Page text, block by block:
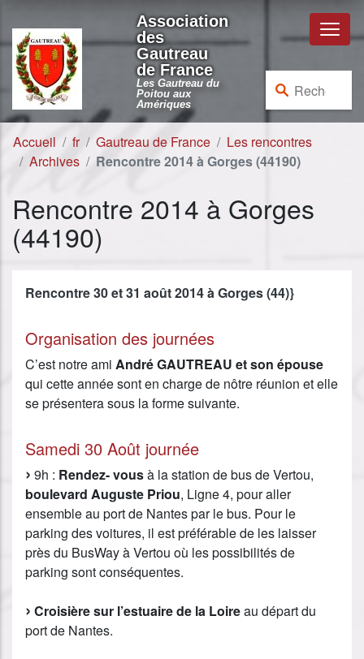
Association
des
Gautreau
de France
Les Gautreau du
Poitou aux
Amériques
Rechercher :
Accueil fr Gautreau de France
Les rencontres
Archives
Rencontre 2014 à Gorges (44190)
Rencontre 2014 à Gorges
(44190)
Rencontre 30 et 31 août 2014 à Gorges (44)}
Organisation des journées
C’est notre ami André GAUTREAU et son épouse
qui cette année sont en charge de nôtre réunion et elle
se présentera sous la forme suivante.
Samedi 30 Août journée
9h : Rendez- vousà la station de bus de Vertou,
boulevard Auguste Priou, Ligne 4, pour aller
ensemble au port de Nantes par le bus. Pour le
parking des voitures, il est préférable de les laisser
près du BusWay à Vertou où les possibilités de
parking sont conséquentes.
Croisière sur l’estuaire de la Loireau départ du
port de Nantes.